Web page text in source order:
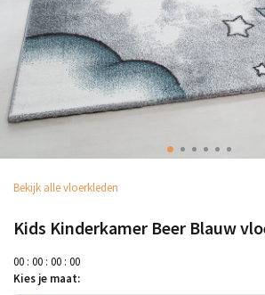
Bekijk alle vloerkleden
Kids Kinderkamer Beer Blauw
00 : 00 : 00 : 00
Kies je maat: